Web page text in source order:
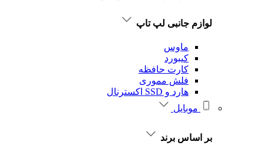
لوازم جانبی لپ تاپ
ماوس
کیبورد
کارت حافظه
فلش مموری
هارد و SSD اکسترنال
موبایل
بر اساس برند